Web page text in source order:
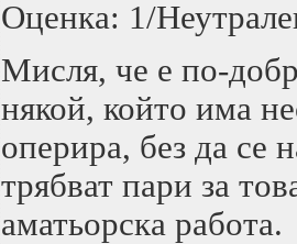
Оценка: 1/
Мисля, че е по-
някой, който има
оперира, без да се
трябват пари за
аматьорска работа.